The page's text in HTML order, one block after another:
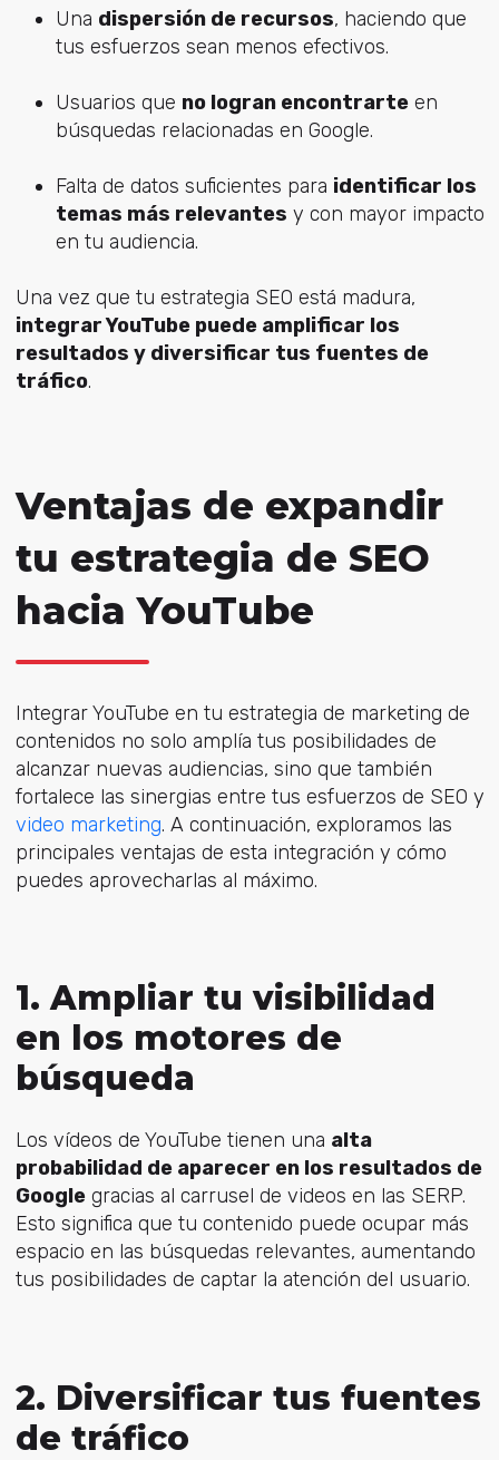
Una dispersión de recursos, haciendo que
tus esfuerzos sean menos efectivos.
Usuarios que no logran encontrarteen
búsquedas relacionadas en Google.
Falta de datos suficientes para identificar los
temas más relevantes y con mayor impacto
en tu audiencia.
Una vez que tu estrategia SEO está madura,
integrar YouTube puede amplificar los
resultados y diversificar tus fuentes de
tráfico.
Ventajas de expandir
tu estrategia de SEO
hacia YouTube
Integrar YouTube en tu estrategia de marketing de
contenidos no solo amplía tus posibilidades de
alcanzar nuevas audiencias, sino que también
fortalece las sinergias entre tus esfuerzos de SEO y
video marketing. A continuación, exploramos las
principales ventajas de esta integración y cómo
puedes aprovecharlas al máximo.
1. Ampliar tu visibilidad
en los motores de
búsqueda
Los vídeos de YouTube tienen una alta
probabilidad de aparecer en los resultados de
Googlegracias al carrusel de videos en las SERP.
Esto significa que tu contenido puede ocupar más
espacio en las búsquedas relevantes, aumentando
tus posibilidades de captar la atención del usuario.
2. Diversificar tus fuentes
de tráfico